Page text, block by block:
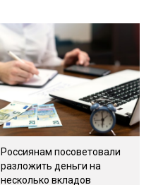
Россиянам посоветовали
разложить деньги на
несколько вкладов